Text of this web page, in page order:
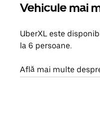
Vehicule mai
UberXL este
la 6 persoane.
Află mai multe